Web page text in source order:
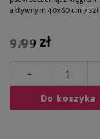
aktywnym 40x60 cm 7 szt
9,99 zł
-
Do koszyka